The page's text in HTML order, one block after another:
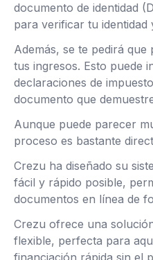
documento de identidad
para verificar tu identidad
Además, se te pedirá
tus ingresos. Esto puede
declaraciones de
documento que
Aunque puede parecer
proceso es bastante
Crezu ha diseñado su
fácil y rápido posible,
documentos en línea de
Crezu ofrece una
flexible, perfecta para
financiación rápida sin el